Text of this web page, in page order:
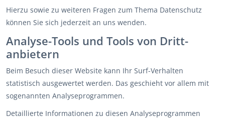
Hierzu sowie zu weiteren Fragen zum Thema Datenschutz
können Sie sich jederzeit an uns wenden.
Analyse-Tools und Tools von Dritt­
anbietern
Beim Besuch dieser Website kann Ihr Surf-Verhalten
statistisch ausgewertet werden. Das geschieht vor allem mit
sogenannten Analyseprogrammen.
Detaillierte Informationen zu diesen Analyseprogrammen